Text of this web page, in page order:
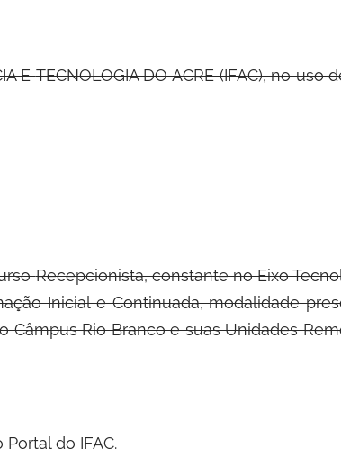
ETECNOLOGIA DO ACRE (IFAC), no uso
Recepcionista, constante no Eixo
Inicial e Continuada, modalidade
Rio Branco e suas Unidades
do IFAC.